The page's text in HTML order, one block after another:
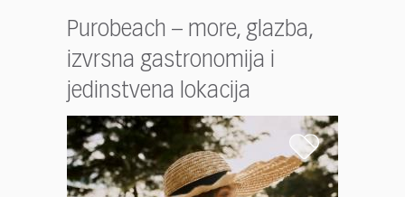
Purobeach – more, glazba,
izvrsna gastronomija i
jedinstvena lokacija